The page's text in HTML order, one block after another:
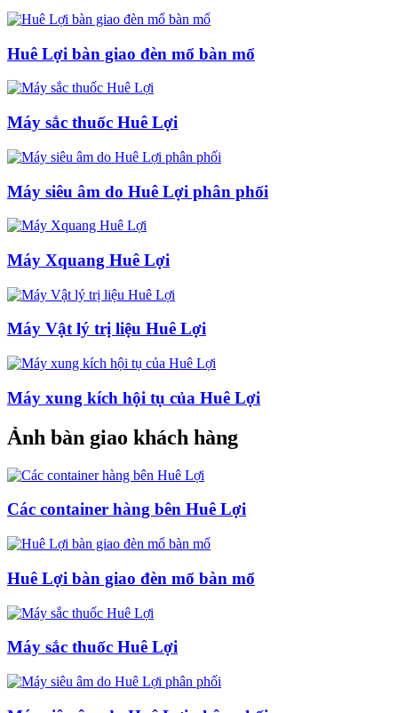
Huê Lợi bàn giao đèn mổ bàn mổ
Máy sắc thuốc Huê Lợi
Máy siêu âm do Huê Lợi phân phối
Máy Xquang Huê Lợi
Máy Vật lý trị liệu Huê Lợi
Máy xung kích hội tụ của Huê Lợi
Ảnh bàn giao khách hàng
Các container hàng bên Huê Lợi
Huê Lợi bàn giao đèn mổ bàn mổ
Máy sắc thuốc Huê Lợi